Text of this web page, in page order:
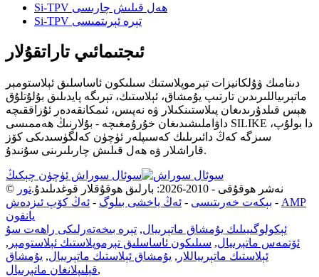
Si-TPV ھەل قىلىش چارىسى
Si-TPV تېرە ئېرىتمىسى
ئىجتىمائىي تاراتقۇلار
دىنامىك ۋۇلكانيزات تېرموپلاستىك سىلىكون ئاساسلىق ئېلاستومېر
ماتېرىياللىرىدىن تارتىپ يۇمشاق، ئېلاستىك، تېرىگە پايدىلىق بۇلۇتلۇق
ھېس قىلدۇرىدىغان پىلاستىنكىلار ۋە نەپىس، ئىمكانقەدەر ئۇزاققىچە
داۋاملىشىدىغان خۇرۇمغىچە - بۇلارنىڭ ھەممىسى SILIKE دا بولۇپ،
سىزگە كەڭ دائىرىلىك كەسىپلەر ئۈچۈن كەلگۈسىدىكى كۆز
قاراشلار ۋە ھەل قىلىش چارىلىرىنى سۇنىدۇ.
سوئال سوراش ئۈچۈن چېكىڭ
© نەشر ھوقۇقى - 2010-2026: بارلىق ھوقۇقلار قوغدىلىدۇ.
تور
بېكەت خەرىتىسى - ئەڭ ياخشى بىلوگ - ئەڭ كۆپ ئىزدەش - AMP
يانفون
ئېكولوگىيىلىك يۇمشاق ماتېرىيال, تېرە بىخەتەرلىكى راھەت سۇ
ئۆتمەس ماتېرىيال, سىلىكون ئاساسلىق تېرموپلاستىك ئېلاستومېر ,
ئېلاستىك ماتېرىياللار , يۇمشاق ئېلاستىك ماتېرىيال, يۇمشاق
قېلىپلانغان ماتېرىيال,